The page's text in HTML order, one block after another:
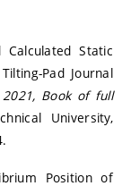
Calculated Static
Pad Journal
Book of full
University,
Position of